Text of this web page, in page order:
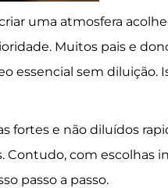
uma atmosfera
Muitos pais e
essencial sem diluição.
fortes e não diluídos
Contudo, com escolhas
passo a passo.